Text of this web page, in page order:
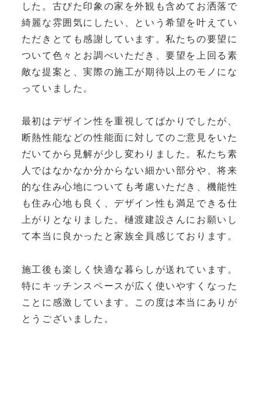
した。古びた印象の家を外観も含めてお洒落で
綺麗な雰囲気にしたい、という希望を叶えてい
ただきとても感謝しています。私たちの要望に
ついて色々とお調べいただき、要望を上回る素
敵な提案と、実際の施工が期待以上のモノにな
っていました。
最初はデザイン性を重視してばかりでしたが、
断熱性能などの性能面に対してのご意見をいた
だいてから見解が少し変わりました。私たち素
人ではなかなか分からない細かい部分や、将来
的な住み心地についても考慮いただき、機能性
も住み心地も良く、デザイン性も満足できる仕
上がりとなりました。樋渡建設さんにお願いし
て本当に良かったと家族全員感じております。
施工後も楽しく快適な暮らしが送れています。
特にキッチンスペースが広く使いやすくなった
ことに感激しています。この度は本当にありが
とうございました。